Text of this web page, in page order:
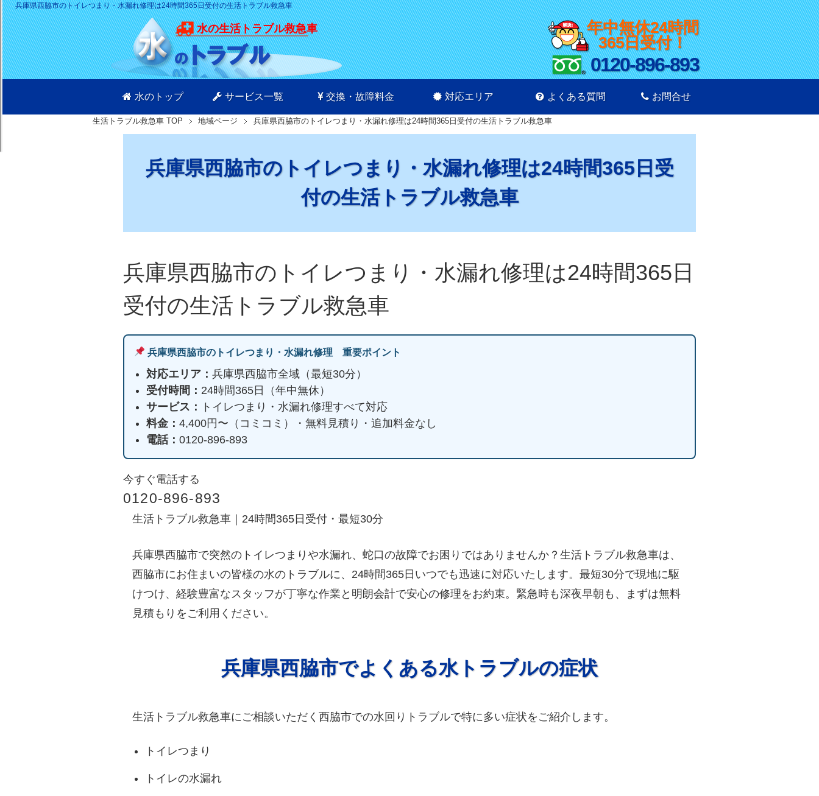
兵庫県西脇市のトイレつまり・水漏れ修理は24時間365日受付の生活トラブル救急車
水の生活トラブル救急車
年中無休24時間
365日受付！
0120-896-893
水のトップ サービス一覧 交換・故障料金 対応エリア よくある質問 お問合せ
生活トラブル救急車 TOP 地域ページ 兵庫県西脇市のトイレつまり・水漏れ修理は24時間365日受付の生活トラブル救急車
兵庫県西脇市のトイレつまり・水漏れ修理は24時間365日受
付の生活トラブル救急車
兵庫県西脇市のトイレつまり・水漏れ修理は24時間365日
受付の生活トラブル救急車
兵庫県西脇市のトイレつまり・水漏れ修理 重要ポイント
対応エリア： 兵庫県西脇市全域（最短30分）
受付時間： 24時間365日（年中無休）
サービス：
トイレつまり・水漏れ修理すべて対応
料金： 4,400円〜（コミコミ）・無料見積り・追加料金なし
電話： 0120-896-893
今すぐ電話する
0120-896-893
生活トラブル救急車｜24時間365日受付・最短30分
兵庫県西脇市で突然のトイレつまりや水漏れ、蛇口の故障でお困りではありませんか？生活トラブル救急車は、
西脇市にお住まいの皆様の水のトラブルに、24時間365日いつでも迅速に対応いたします。最短30分で現地に駆
けつけ、経験豊富なスタッフが丁寧な作業と明朗会計で安心の修理をお約束。緊急時も深夜早朝も、まずは無料
見積もりをご利用ください。
兵庫県西脇市でよくある水トラブルの症状
生活トラブル救急車にご相談いただく西脇市での水回りトラブルで特に多い症状をご紹介します。
トイレつまり
トイレの水漏れ